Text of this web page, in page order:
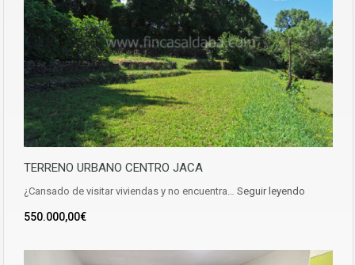
TERRENO URBANO CENTRO JACA
¿Cansado de visitar viviendas y no encuentra… Seguir leyendo
550.000,00€